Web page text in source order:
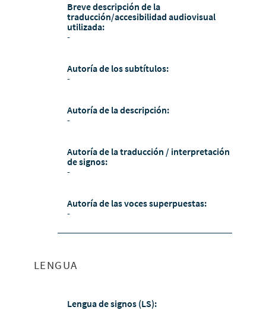
Breve descripción de la
traducción/accesibilidad audiovisual
utilizada:
-
Autoría de los subtítulos:
-
Autoría de la descripción:
-
Autoría de la traducción / interpretación
de signos:
-
Autoría de las voces superpuestas:
-
LENGUA
Lengua de signos (LS):